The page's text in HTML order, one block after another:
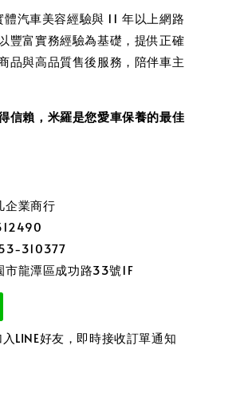
汽車美容經驗與 11 年以上網路
豐富實務經驗為基礎，提供正確
品與高品質售後服務，陪伴車主
信賴，米羅是您愛車保養的最佳
企業商行
310377
龍潭區成功路33號1F
入LINE好友，即時接收訂單通知